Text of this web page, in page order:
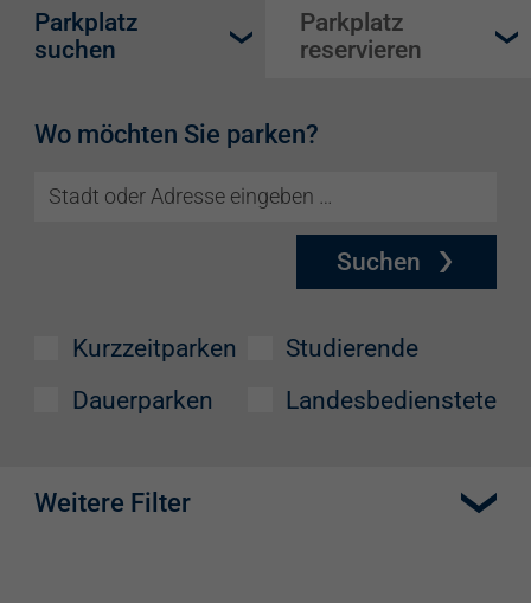
Parkplatz
suchen
Parkplatz
reservieren
Wo möchten Sie parken?
Suchen
Kurzzeitparken
Dauerparken
Studierende
Landesbedienstete
Weitere Filter